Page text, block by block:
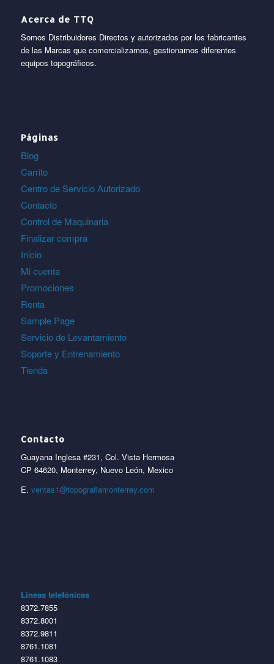
Acerca de TTQ
Somos Distribuidores Directos y autorizados por los fabricantes
de las Marcas que comercializamos, gestionamos diferentes
equipos topográficos.
Páginas
Blog
Carrito
Centro de Servicio Autorizado
Contacto
Control de Maquinaria
Finalizar compra
Inicio
Mi cuenta
Promociones
Renta
Sample Page
Servicio de Levantamiento
Soporte y Entrenamiento
Tienda
Contacto
Guayana Inglesa #231, Col. Vista Hermosa
CP 64620, Monterrey, Nuevo León, Mexico
E. ventas1@topografiamonterrey.com
Líneas telefónicas
8372.7855
8372.8001
8372.9811
8761.1081
8761.1083